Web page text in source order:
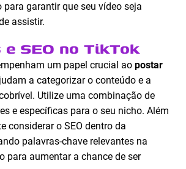
para garantir que seu vídeo seja
assistir.
SEO no TikTok
um papel crucial ao postar
a categorizar o conteúdo e a
Utilize uma combinação de
e específicas para o seu nicho. Além
considerar o SEO dentro da
palavras-chave relevantes na
para aumentar a chance de ser